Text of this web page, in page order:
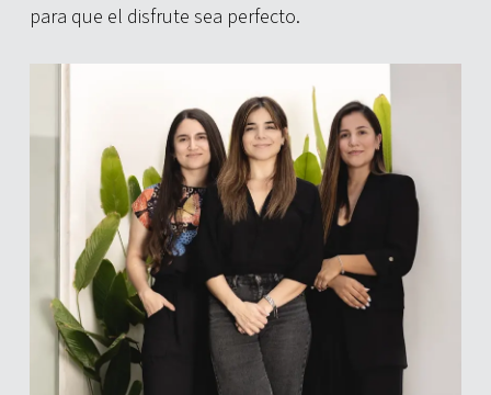
para que el disfrute sea perfecto.